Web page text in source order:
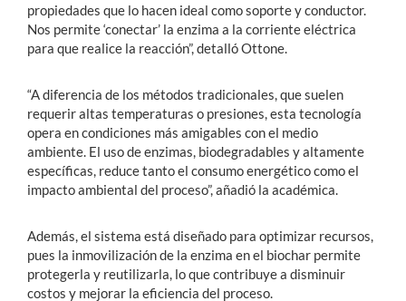
propiedades que lo hacen ideal como soporte y conductor.
Nos permite ‘conectar’ la enzima a la corriente eléctrica
para que realice la reacción”, detalló Ottone.
“A diferencia de los métodos tradicionales, que suelen
requerir altas temperaturas o presiones, esta tecnología
opera en condiciones más amigables con el medio
ambiente. El uso de enzimas, biodegradables y altamente
específicas, reduce tanto el consumo energético como el
impacto ambiental del proceso”, añadió la académica.
Además, el sistema está diseñado para optimizar recursos,
pues la inmovilización de la enzima en el biochar permite
protegerla y reutilizarla, lo que contribuye a disminuir
costos y mejorar la eficiencia del proceso.